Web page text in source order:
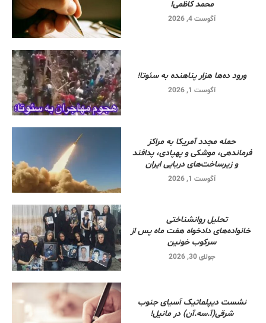
محمد کاظمی!
آگوست 4, 2026
ورود ده‌ها هزار پناهنده به سئوتا!
آگوست 1, 2026
حمله مجدد آمریکا به مراکز
فرماندهی، موشکی و پهپادی، پدافند
و زیرساخت‌های دریایی ایران
آگوست 1, 2026
تحلیل روانشناختی
خانواده‌های دادخواه هفت ماه پس از
سرکوب خونین
جولای 30, 2026
نشست دیپلماتیک آسیای جنوب
شرقی‌(آ.سه.آن) در مانیل!